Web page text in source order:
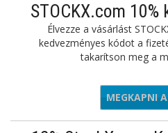
STOCKX.com 10%
Élvezze a vásárlást
kedvezményes kódot a
takarítson meg a
MEGKAPNI